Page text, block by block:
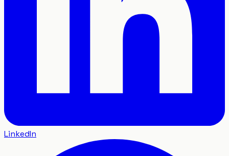
LinkedIn